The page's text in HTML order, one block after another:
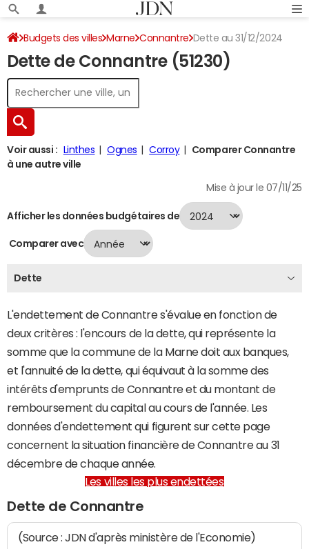
Budgets des villes Marne Connantre Dette au 31/12/2024
Dette de Connantre (51230)
Voir aussi : Linthes Ognes Corroy
Comparer Connantre
à une autre ville
Mise à jour le 07/11/25
Afficher les données budgétaires de
Comparer avec
Dette
L'endettement de Connantre s'évalue en fonction de
deux critères : l'encours de la dette, qui représente la
somme que la commune de la Marne doit aux banques,
et l'annuité de la dette, qui équivaut à la somme des
intérêts d'emprunts de Connantre et du montant de
remboursement du capital au cours de l'année. Les
données d'endettement qui figurent sur cette page
concernent la situation financière de Connantre au 31
décembre de chaque année.
Les villes les plus endettées
Dette de Connantre
(Source : JDN d'après ministère de l'Economie)